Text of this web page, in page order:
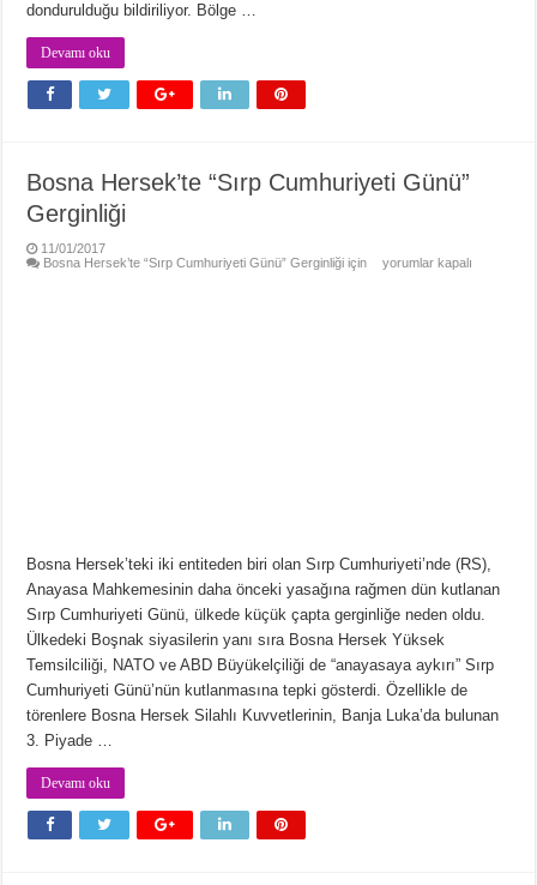
dondurulduğu bildiriliyor. Bölge …
Devamı oku
Bosna Hersek’te “Sırp Cumhuriyeti Günü”
Gerginliği
11/01/2017
Bosna Hersek’te “Sırp Cumhuriyeti Günü” Gerginliği için
yorumlar kapalı
Bosna Hersek’teki iki entiteden biri olan Sırp Cumhuriyeti’nde (RS),
Anayasa Mahkemesinin daha önceki yasağına rağmen dün kutlanan
Sırp Cumhuriyeti Günü, ülkede küçük çapta gerginliğe neden oldu.
Ülkedeki Boşnak siyasilerin yanı sıra Bosna Hersek Yüksek
Temsilciliği, NATO ve ABD Büyükelçiliği de “anayasaya aykırı” Sırp
Cumhuriyeti Günü’nün kutlanmasına tepki gösterdi. Özellikle de
törenlere Bosna Hersek Silahlı Kuvvetlerinin, Banja Luka’da bulunan
3. Piyade …
Devamı oku